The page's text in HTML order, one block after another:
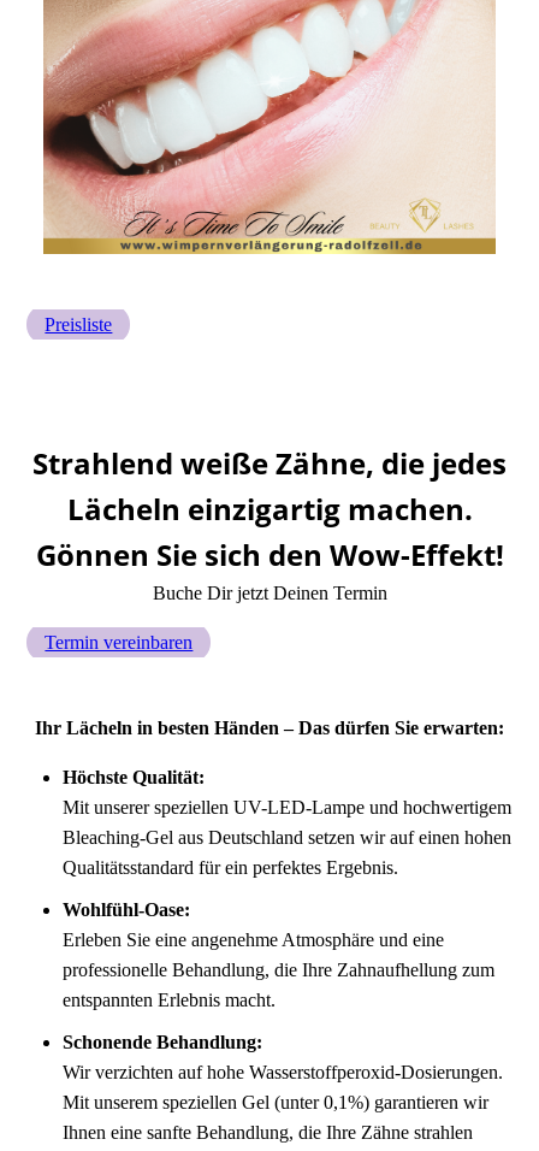
Preisliste
Strahlend weiße Zähne, die jedes
Lächeln einzigartig machen.
Gönnen Sie sich den Wow-Effekt!
Buche Dir jetzt Deinen Termin
Termin vereinbaren
Ihr Lächeln in besten Händen – Das dürfen Sie erwarten:
Höchste Qualität:
Mit unserer speziellen UV-LED-Lampe und hochwertigem
Bleaching-Gel aus Deutschland setzen wir auf einen hohen
Qualitätsstandard für ein perfektes Ergebnis.
Wohlfühl-Oase:
Erleben Sie eine angenehme Atmosphäre und eine
professionelle Behandlung, die Ihre Zahnaufhellung zum
entspannten Erlebnis macht.
Schonende Behandlung:
Wir verzichten auf hohe Wasserstoffperoxid-Dosierungen.
Mit unserem speziellen Gel (unter 0,1%) garantieren wir
Ihnen eine sanfte Behandlung, die Ihre Zähne strahlen